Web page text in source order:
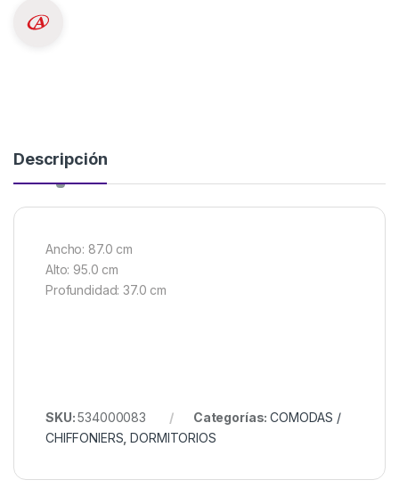
Descripción
Ancho: 87.0 cm
Alto: 95.0 cm
Profundidad: 37.0 cm
SKU:534000083 Categorías:COMODAS /
CHIFFONIERS ,DORMITORIOS